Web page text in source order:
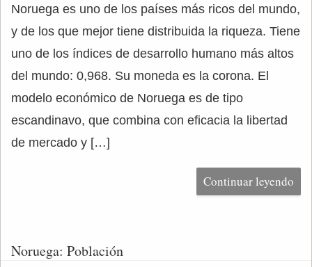
Noruega es uno de los países más ricos del mundo,
y de los que mejor tiene distribuida la riqueza. Tiene
uno de los índices de desarrollo humano más altos
del mundo: 0,968. Su moneda es la corona. El
modelo económico de Noruega es de tipo
escandinavo, que combina con eficacia la libertad
de mercado y […]
Continuar leyendo
Noruega: Población